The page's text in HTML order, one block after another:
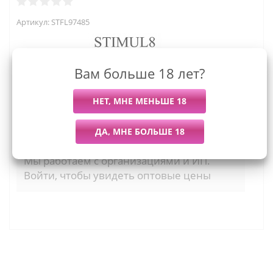
Артикул: STFL97485
Последний раз купили
Более 7 дней назад
Всего купили
90 штук
Мы работаем с организациями и ИП.
Войти, чтобы увидеть оптовые цены
Вам больше 18 лет?